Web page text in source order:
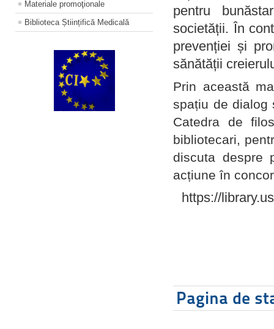
Materiale promoţionale
Biblioteca Științifică Medicală
pentru
societății. În
prevenției și
sănătății
Prin această
spațiu de dialog
Catedra de
bibliotecari,
discuta despre
acțiune în
https://
Pagina de